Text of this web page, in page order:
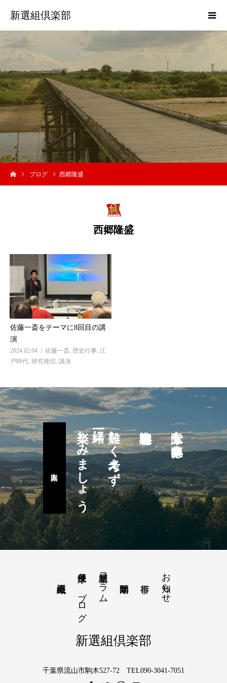
新選組倶楽部
歴史活
ブログ 西郷隆盛
西郷隆盛
佐藤一斎をテーマに8回目の講
演
2024.02.04 佐藤一斎, 歴史行事, 江
戸時代, 研究発信, 講演
隊士を募集中
難しく考えず
一緒に
楽しみましょう
お知らせ
新選組コラム
隊長便り－ブログ
新選組倶楽部
千葉県流山市駒木527-72 TEL090-3041-7051